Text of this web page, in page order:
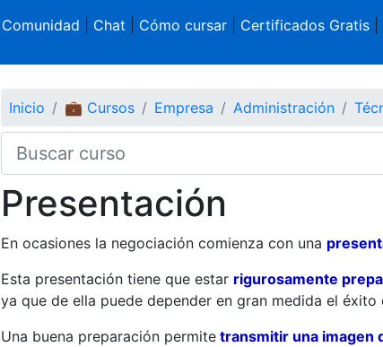
Comunidad Chat Cómo cursar| Certificados Gratis|
Inicio 💼 Cursos Empresa Administración
Presentación
En ocasiones la negociación comienza con una
Esta presentación tiene que estar rigurosamente
ya que de ella puede depender en gran medida el éxito
Una buena preparación permite transmitir una imagen